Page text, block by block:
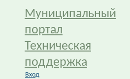
Муниципальный
портал
Техническая
поддержка
Вход